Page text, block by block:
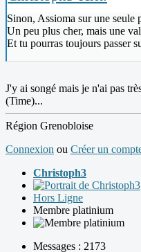
Sinon, Assioma sur une seule
Un peu plus cher, mais une
Et tu pourras toujours passer
J'y ai songé mais je n'ai pas
(Time)...
Région Grenobloise
Connexion ou Créer un
Christoph3
Hors Ligne
Membre platinium
Messages : 2173